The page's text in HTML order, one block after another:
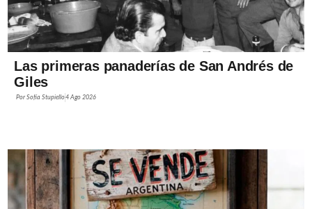
Las primeras panaderías de San Andrés de
Giles
PorSofía Stupiello4 Ago 2026